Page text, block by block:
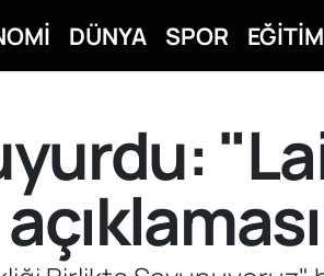
DÜNYA SPOR EĞİTİM